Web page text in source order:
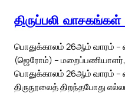
திருப்பலி
பொதுக்காலம் 26ஆம் வாரம் –
(ஜெரோம்) –
பொதுக்காலம் 26ஆம் வாரம் –
திருநூலைத் திறந்தபோது